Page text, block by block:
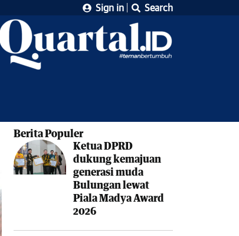
Sign in Search
Berita Populer
Ketua DPRD
dukung kemajuan
generasi muda
Bulungan lewat
Piala Madya Award
2026